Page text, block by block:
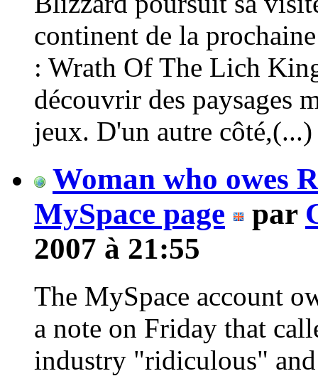
continent de la
: Wrath Of The Lich
découvrir des paysages
jeux. D'un autre côté,(...)
Woman who owes
MySpace page
par
2007 à 21:55
The MySpace account
a note on Friday that
industry "ridiculous" and